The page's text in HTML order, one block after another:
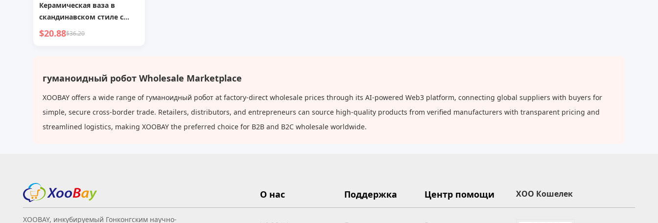
Керамическая ваза в
скандинавском стиле с
абстрактным
$20.88$36.20
гуманоидный робот Wholesale Marketplace
XOOBAY offers a wide range of гуманоидный робот at factory-direct wholesale prices through its AI-powered Web3 platform, connecting global suppliers with buyers for
simple, secure cross-border trade. Retailers, distributors, and entrepreneurs can source high-quality products from verified manufacturers with transparent pricing and
streamlined logistics, making XOOBAY the preferred choice for B2B and B2C wholesale worldwide.
XOOBAY, инкубируемый Гонконгским научно-
О нас Поддержка Центр помощи XOO Кошелек